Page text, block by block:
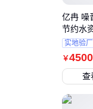
￥4500
亿冉 噪
节约水
实地验厂
查